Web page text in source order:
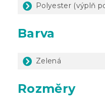
Polyester (výplň
Barva
Zelená
Rozměry